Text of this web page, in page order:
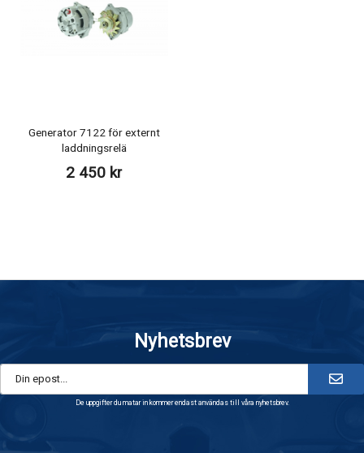
Generator 7122 för externt
laddningsrelä
2 450 kr
Nyhetsbrev
De uppgifter du matar in kommer endast användas till våra nyhetsbrev.